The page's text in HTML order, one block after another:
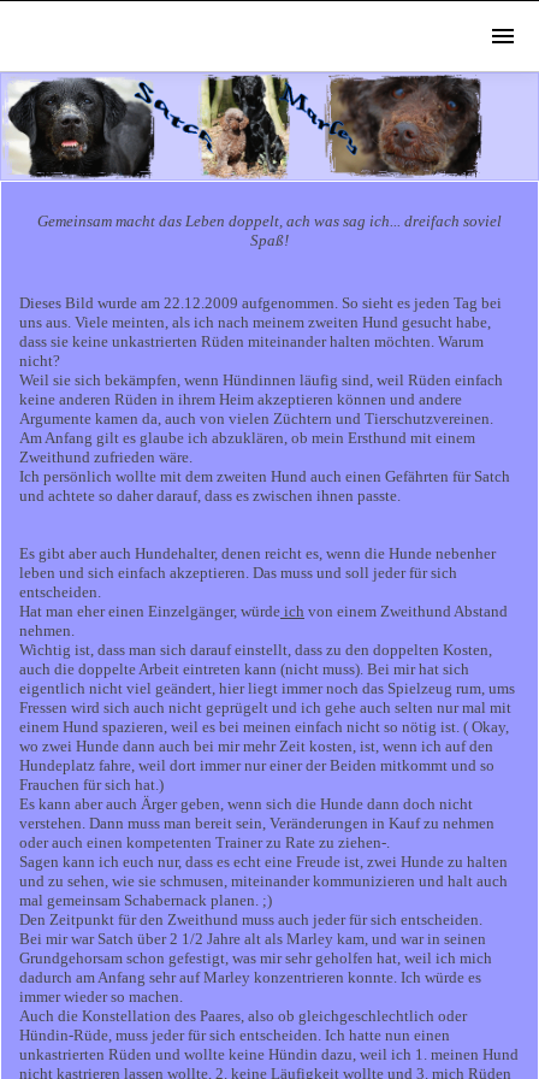
Gemeinsam macht das Leben doppelt, ach was sag ich... dreifach soviel
Spaß!
Dieses Bild wurde am 22.12.2009 aufgenommen. So sieht es jeden Tag bei
uns aus. Viele meinten, als ich nach meinem zweiten Hund gesucht habe,
dass sie keine unkastrierten Rüden miteinander halten möchten. Warum
nicht?
Weil sie sich bekämpfen, wenn Hündinnen läufig sind, weil Rüden einfach
keine anderen Rüden in ihrem Heim akzeptieren können und andere
Argumente kamen da, auch von vielen Züchtern und Tierschutzvereinen.
Am Anfang gilt es glaube ich abzuklären, ob mein Ersthund mit einem
Zweithund zufrieden wäre.
Ich persönlich wollte mit dem zweiten Hund auch einen Gefährten für Satch
und achtete so daher darauf, dass es zwischen ihnen passte.
Es gibt aber auch Hundehalter, denen reicht es, wenn die Hunde nebenher
leben und sich einfach akzeptieren. Das muss und soll jeder für sich
entscheiden.
Hat man eher einen Einzelgänger, würde ich von einem Zweithund Abstand
nehmen.
Wichtig ist, dass man sich darauf einstellt, dass zu den doppelten Kosten,
auch die doppelte Arbeit eintreten kann (nicht muss). Bei mir hat sich
eigentlich nicht viel geändert, hier liegt immer noch das Spielzeug rum, ums
Fressen wird sich auch nicht geprügelt und ich gehe auch selten nur mal mit
einem Hund spazieren, weil es bei meinen einfach nicht so nötig ist. ( Okay,
wo zwei Hunde dann auch bei mir mehr Zeit kosten, ist, wenn ich auf den
Hundeplatz fahre, weil dort immer nur einer der Beiden mitkommt und so
Frauchen für sich hat.)
Es kann aber auch Ärger geben, wenn sich die Hunde dann doch nicht
verstehen. Dann muss man bereit sein, Veränderungen in Kauf zu nehmen
oder auch einen kompetenten Trainer zu Rate zu ziehen-.
Sagen kann ich euch nur, dass es echt eine Freude ist, zwei Hunde zu halten
und zu sehen, wie sie schmusen, miteinander kommunizieren und halt auch
mal gemeinsam Schabernack planen. ;)
Den Zeitpunkt für den Zweithund muss auch jeder für sich entscheiden.
Bei mir war Satch über 2 1/2 Jahre alt als Marley kam, und war in seinen
Grundgehorsam schon gefestigt, was mir sehr geholfen hat, weil ich mich
dadurch am Anfang sehr auf Marley konzentrieren konnte. Ich würde es
immer wieder so machen.
Auch die Konstellation des Paares, also ob gleichgeschlechtlich oder
Hündin-Rüde, muss jeder für sich entscheiden. Ich hatte nun einen
unkastrierten Rüden und wollte keine Hündin dazu, weil ich 1. meinen Hund
nicht kastrieren lassen wollte, 2. keine Läufigkeit wollte und 3. mich Rüden